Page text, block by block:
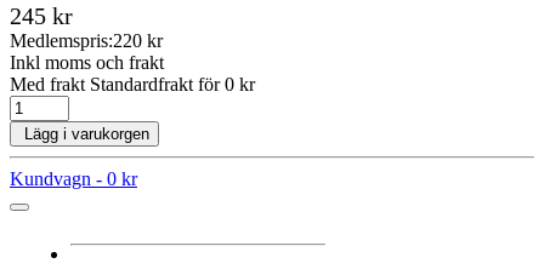
245 kr
Medlemspris:220 kr
Inkl moms och frakt
Med frakt Standardfrakt för 0 kr
Lägg i varukorgen
Kundvagn - 0 kr